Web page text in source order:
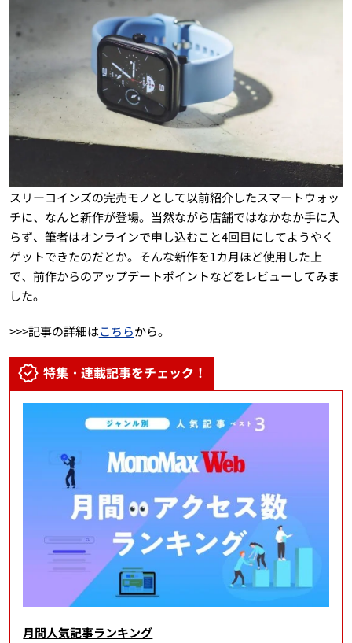
スリーコインズの完売モノとして以前紹介したスマートウォッ
チに、なんと新作が登場。当然ながら店舗ではなかなか手に入
らず、筆者はオンラインで申し込むこと4回目にしてようやく
ゲットできたのだとか。そんな新作を1カ月ほど使用した上
で、前作からのアップデートポイントなどをレビューしてみま
した。
>>>記事の詳細はこちらから。
特集・連載記事をチェック！
月間人気記事ランキング